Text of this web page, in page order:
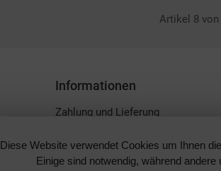
Artikel 8 von
Informationen
Zahlung und Lieferung
Widerrufsrecht
Diese Website verwendet Cookies um Ihnen
Einige sind notwendig, während